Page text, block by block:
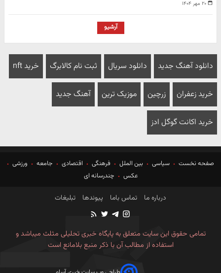
۲۰ مهر ۱۴۰۴
آرشیو
دانلود آهنگ جدید دانلود سریال ثبت نام کالابرگ خرید nft
خرید زعفران زرچین موزیک ترین آهنگ جدید
خرید اکانت گوگل ادز
صفحه نخست سیاسی بین الملل فرهنگی اقتصادی جامعه
ورزشی
عکس
چندرسانه ای
درباره ما تماس باما پیوندها تبلیغات
تمامی حقوق این سایت متعلق به پایگاه خبری تحلیلی مثلث میباشد و
استفاده از مطالب آن با ذکر منبع بلامانع است